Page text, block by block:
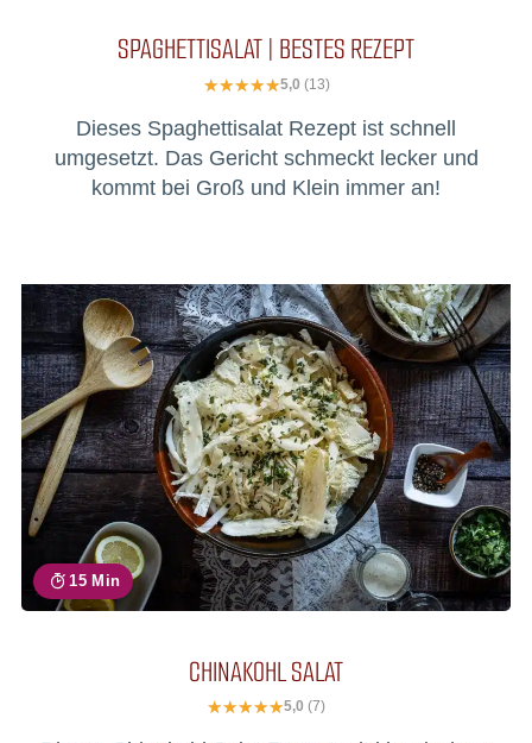
SPAGHETTISALAT | BESTES REZEPT
5,0 (13)
Dieses Spaghettisalat Rezept ist schnell
umgesetzt. Das Gericht schmeckt lecker und
kommt bei Groß und Klein immer an!
15 Min
CHINAKOHL SALAT
5,0 (7)